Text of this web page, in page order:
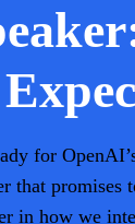
for
that promises
in how we